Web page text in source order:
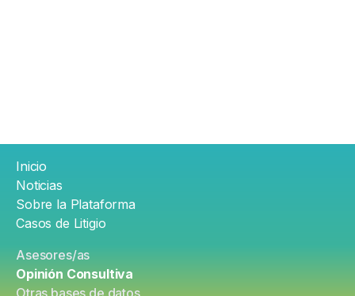
Pie
de
página
Inicio
Noticias
Sobre la Plataforma
Casos de Litigio
Footer
account
Asesores/as
Opinión Consultiva
Otras bases de datos